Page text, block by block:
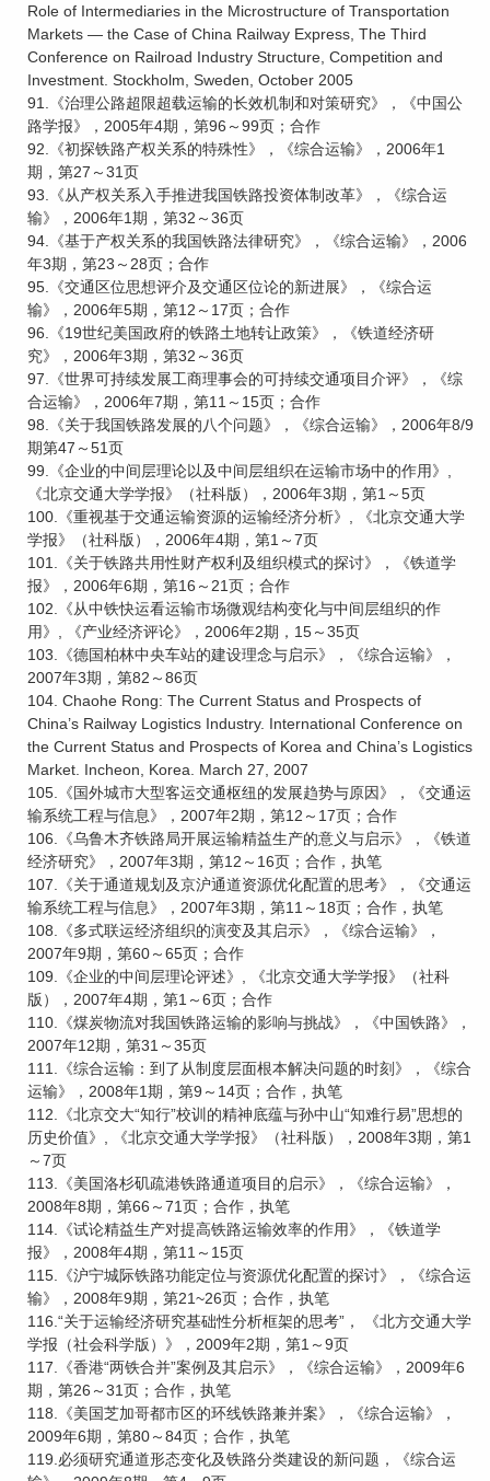
Role of Intermediaries in the Microstructure of Transportation
Markets — the Case of China Railway Express, The Third
Conference on Railroad Industry Structure, Competition and
Investment. Stockholm, Sweden, October 2005
91.《治理公路超限超载运输的长效机制和对策研究》，《中国公
路学报》，2005年4期，第96～99页；合作
92.《初探铁路产权关系的特殊性》，《综合运输》，2006年1
期，第27～31页
93.《从产权关系入手推进我国铁路投资体制改革》，《综合运
输》，2006年1期，第32～36页
94.《基于产权关系的我国铁路法律研究》，《综合运输》，2006
年3期，第23～28页；合作
95.《交通区位思想评介及交通区位论的新进展》，《综合运
输》，2006年5期，第12～17页；合作
96.《19世纪美国政府的铁路土地转让政策》，《铁道经济研
究》，2006年3期，第32～36页
97.《世界可持续发展工商理事会的可持续交通项目介评》，《综
合运输》，2006年7期，第11～15页；合作
98.《关于我国铁路发展的八个问题》，《综合运输》，2006年8/9
期第47～51页
99.《企业的中间层理论以及中间层组织在运输市场中的作用》,
《北京交通大学学报》（社科版），2006年3期，第1～5页
100.《重视基于交通运输资源的运输经济分析》, 《北京交通大学
学报》（社科版），2006年4期，第1～7页
101.《关于铁路共用性财产权利及组织模式的探讨》，《铁道学
报》，2006年6期，第16～21页；合作
102.《从中铁快运看运输市场微观结构变化与中间层组织的作
用》, 《产业经济评论》，2006年2期，15～35页
103.《德国柏林中央车站的建设理念与启示》，《综合运输》，
2007年3期，第82～86页
104. Chaohe Rong: The Current Status and Prospects of
China’s Railway Logistics Industry. International Conference on
the Current Status and Prospects of Korea and China’s Logistics
Market. Incheon, Korea. March 27, 2007
105.《国外城市大型客运交通枢纽的发展趋势与原因》，《交通运
输系统工程与信息》，2007年2期，第12～17页；合作
106.《乌鲁木齐铁路局开展运输精益生产的意义与启示》，《铁道
经济研究》，2007年3期，第12～16页；合作，执笔
107.《关于通道规划及京沪通道资源优化配置的思考》，《交通运
输系统工程与信息》，2007年3期，第11～18页；合作，执笔
108.《多式联运经济组织的演变及其启示》，《综合运输》，
2007年9期，第60～65页；合作
109.《企业的中间层理论评述》, 《北京交通大学学报》（社科
版），2007年4期，第1～6页；合作
110.《煤炭物流对我国铁路运输的影响与挑战》，《中国铁路》，
2007年12期，第31～35页
111.《综合运输：到了从制度层面根本解决问题的时刻》，《综合
运输》，2008年1期，第9～14页；合作，执笔
112.《北京交大“知行”校训的精神底蕴与孙中山“知难行易”思想的
历史价值》, 《北京交通大学学报》（社科版），2008年3期，第1
～7页
113.《美国洛杉矶疏港铁路通道项目的启示》，《综合运输》，
2008年8期，第66～71页；合作，执笔
114.《试论精益生产对提高铁路运输效率的作用》，《铁道学
报》，2008年4期，第11～15页
115.《沪宁城际铁路功能定位与资源优化配置的探讨》，《综合运
输》，2008年9期，第21~26页；合作，执笔
116.“关于运输经济研究基础性分析框架的思考”， 《北方交通大学
学报（社会科学版）》，2009年2期，第1～9页
117.《香港“两铁合并”案例及其启示》，《综合运输》，2009年6
期，第26～31页；合作，执笔
118.《美国芝加哥都市区的环线铁路兼并案》，《综合运输》，
2009年6期，第80～84页；合作，执笔
119.必须研究通道形态变化及铁路分类建设的新问题，《综合运